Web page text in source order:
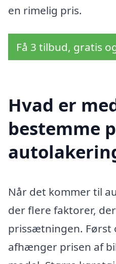
en rimelig pris.
Få 3 tilbud, gratis
Hvad er
bestemme
Når det kommer til
der flere faktorer,
prissætningen. Først
afhænger prisen af